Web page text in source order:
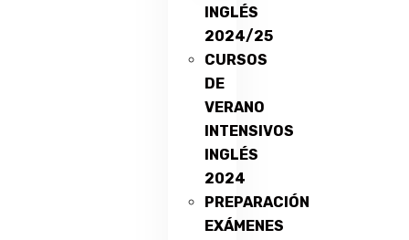
INGLÉS
2024/25
CURSOS
DE
VERANO
INTENSIVOS
INGLÉS
2024
PREPARACIÓN
EXÁMENES